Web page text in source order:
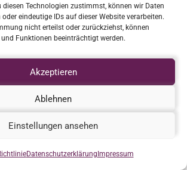
diesen Technologien zustimmst, können wir Daten
eindeutige IDs auf dieser Website verarbeiten.
nicht erteilst oder zurückziehst, können
Funktionen beeinträchtigt werden.
Akzeptieren
Ablehnen
Einstellungen ansehen
Datenschutzerklärung Impressum